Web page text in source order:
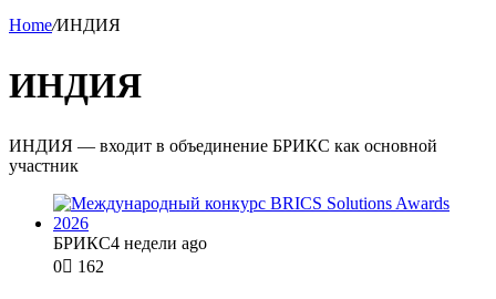
Home/ИНДИЯ
ИНДИЯ
ИНДИЯ — входит в объединение БРИКС как основной
участник
БРИКС4 недели ago
0
162